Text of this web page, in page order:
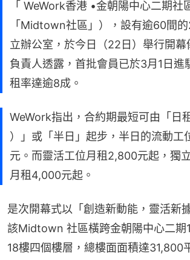
「 WeWork香港 •金朝陽中心二期社
「Midtown社區」），設有逾60間
立辦公室，於今日（22日）舉行開幕
負責人透露，首批會員已於3月1日進
租率達逾8成。
WeWork指出，合約期最短可由「日
）」或「半日」起步，半日的流動工
元。而靈活工位月租2,800元起，獨
月租4,000元起。
是次開幕式以「創造新動能，靈活新
該Midtown 社區橫跨金朝陽中心二期
18樓四個樓層，總樓面面積達31,800